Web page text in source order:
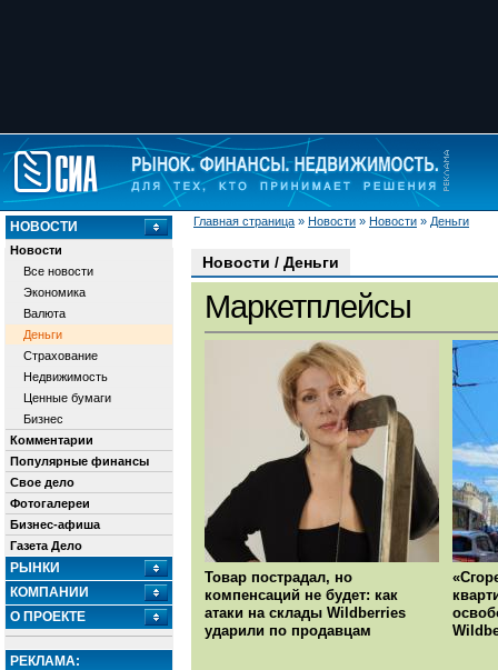
Главная страница » Новости » Новости » Деньги
НОВОСТИ
Новости
Все новости
Экономика
Валюта
Деньги
Страхование
Недвижимость
Ценные бумаги
Бизнес
Комментарии
Популярные финансы
Свое дело
Фотогалереи
Бизнес-афиша
Газета Дело
РЫНКИ
КОМПАНИИ
О ПРОЕКТЕ
РЕКЛАМА:
Новости / Деньги
Маркетплейсы
Товар пострадал, но
компенсаций не будет: как
атаки на склады Wildberries
ударили по продавцам